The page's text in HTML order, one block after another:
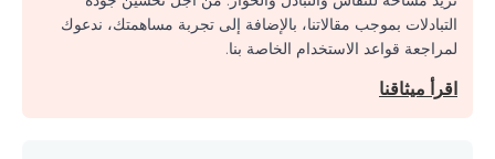
التبادلات بموجب مقالاتنا، بالإضافة إلى تجربة مساهمتك، ندعوك
لمراجعة قواعد الاستخدام الخاصة بنا.
اقرأ ميثاقنا